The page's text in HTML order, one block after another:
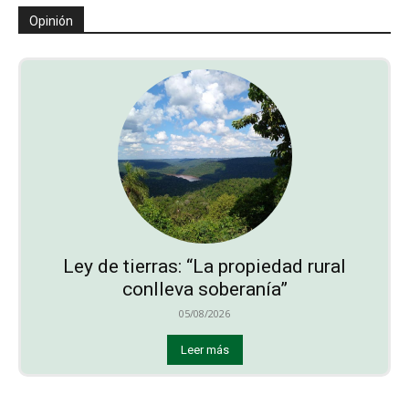
Opinión
Ley de tierras: “La propiedad rural
conlleva soberanía”
05/08/2026
Leer más